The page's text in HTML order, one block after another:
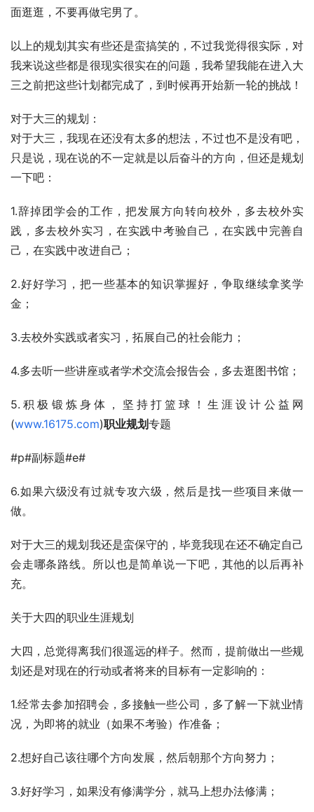
面逛逛，不要再做宅男了。
以上的规划其实有些还是蛮搞笑的，不过我觉得很实际，对
我来说这些都是很现实很实在的问题，我希望我能在进入大
三之前把这些计划都完成了，到时候再开始新一轮的挑战！
对于大三的规划：
对于大三，我现在还没有太多的想法，不过也不是没有吧，
只是说，现在说的不一定就是以后奋斗的方向，但还是规划
一下吧：
1.辞掉团学会的工作，把发展方向转向校外，多去校外实
践，多去校外实习，在实践中考验自己，在实践中完善自
己，在实践中改进自己；
2.好好学习，把一些基本的知识掌握好，争取继续拿奖学
金；
3.去校外实践或者实习，拓展自己的社会能力；
4.多去听一些讲座或者学术交流会报告会，多去逛图书馆；
5.积极锻炼身体，坚持打篮球！生涯设计公益网
(www.16175.com)职业规划专题
#p#副标题#e#
6.如果六级没有过就专攻六级，然后是找一些项目来做一
做。
对于大三的规划我还是蛮保守的，毕竟我现在还不确定自己
会走哪条路线。所以也是简单说一下吧，其他的以后再补
充。
关于大四的职业生涯规划
大四，总觉得离我们很遥远的样子。然而，提前做出一些规
划还是对现在的行动或者将来的目标有一定影响的：
1.经常去参加招聘会，多接触一些公司，多了解一下就业情
况，为即将的就业（如果不考验）作准备；
2.想好自己该往哪个方向发展，然后朝那个方向努力；
3.好好学习，如果没有修满学分，就马上想办法修满；